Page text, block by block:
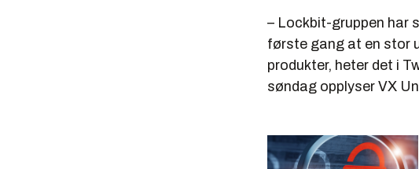
– Lockbit-gruppen har
første gang at en stor
produkter, heter det i
søndag opplyser VX